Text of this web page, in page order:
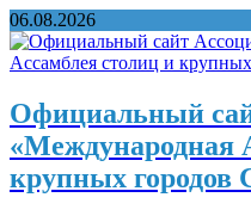
06.08.2026
Официальный
«Международная
крупных